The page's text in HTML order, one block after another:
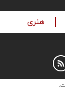
هنری